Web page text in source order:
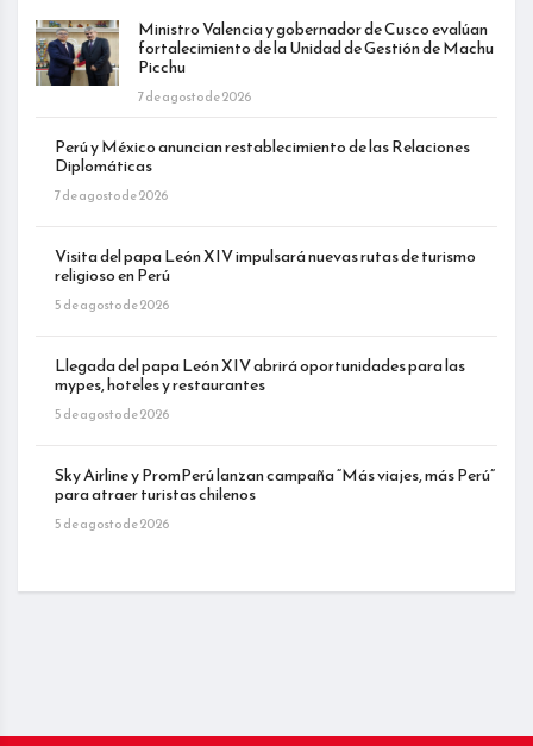
Ministro Valencia y gobernador de Cusco evalúan
fortalecimiento de la Unidad de Gestión de Machu
Picchu
7 de agosto de 2026
Perú y México anuncian restablecimiento de las Relaciones
Diplomáticas
7 de agosto de 2026
Visita del papa León XIV impulsará nuevas rutas de turismo
religioso en Perú
5 de agosto de 2026
Llegada del papa León XIV abrirá oportunidades para las
mypes, hoteles y restaurantes
5 de agosto de 2026
Sky Airline y PromPerú lanzan campaña “Más viajes, más Perú”
para atraer turistas chilenos
5 de agosto de 2026